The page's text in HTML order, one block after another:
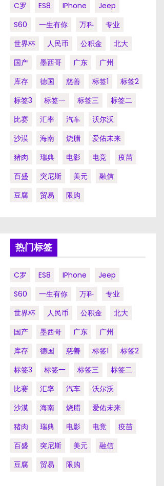
C罗 ES8 IPhone
Jeep
S60
一生有你 万科
专业
世界杯
人民币 公积金
北大
国产
墨西哥 广东
广州
库存
德国 慈善 标签1
标签2
标签3
标签一 标签三
标签二
比赛
汇率 汽车
沃尔沃
沙漠
海南 烧腊
爱佑未来
猪肉
瑞典 电影 电竞
疫苗
百盛
突尼斯 美元
融信
豆腐
贸易 限购
热门标签
C罗 ES8 IPhone
Jeep
S60
一生有你 万科
专业
世界杯
人民币 公积金
北大
国产
墨西哥 广东
广州
库存
德国 慈善 标签1
标签2
标签3
标签一 标签三
标签二
比赛
汇率 汽车
沃尔沃
沙漠
海南 烧腊
爱佑未来
猪肉
瑞典 电影 电竞
疫苗
百盛
突尼斯 美元
融信
豆腐
贸易 限购